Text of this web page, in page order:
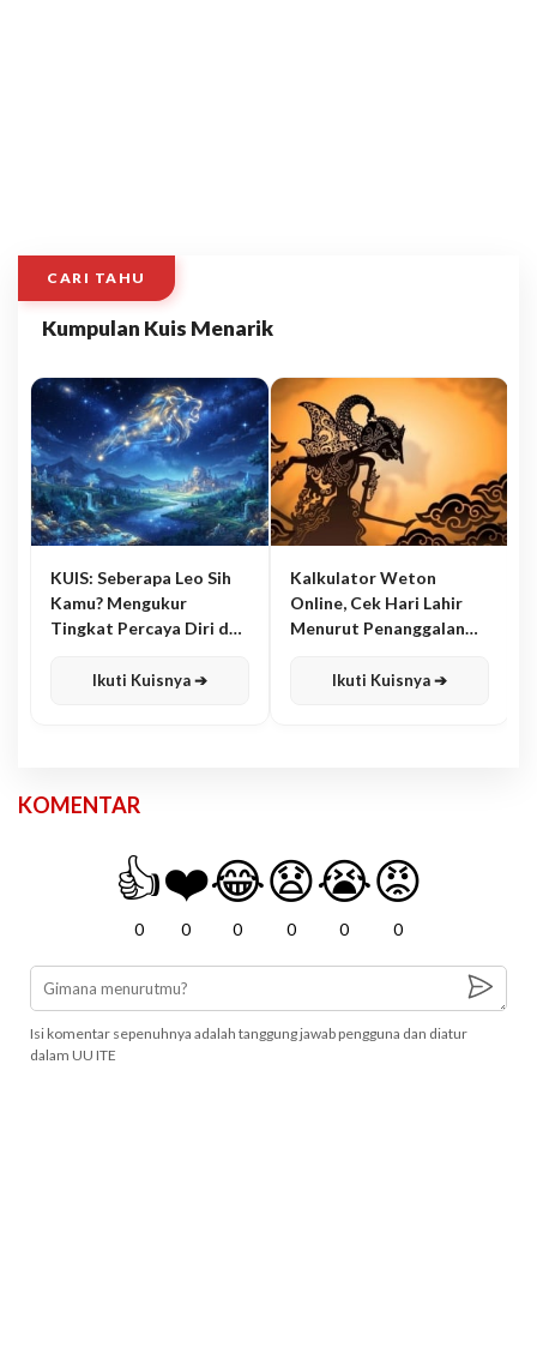
CARI TAHU
Kumpulan Kuis Menarik
KUIS: Seberapa Leo Sih
Kamu? Mengukur
Tingkat Percaya Diri dan
Ikuti Kuisnya ➔
Kalkulator Weton
Online, Cek Hari Lahir
Menurut Penanggalan
Ikuti Kuisnya ➔
KOMENTAR
👍
0
❤️
0
😂
0
😧
0
😭
0
😡
0
Isi komentar sepenuhnya adalah tanggung jawab pengguna dan diatur
dalam UU ITE